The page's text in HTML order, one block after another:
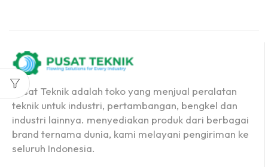
Pusat Teknik adalah toko yang menjual peralatan
teknik untuk industri, pertambangan, bengkel dan
industri lainnya. menyediakan produk dari berbagai
brand ternama dunia, kami melayani pengiriman ke
seluruh Indonesia.